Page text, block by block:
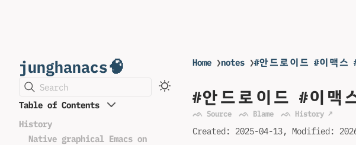
junghanacs🧠
Search
Table of Contents
History
Native graphical Emacs on
Home ❯notes ❯#안드로이드 #이맥스
#안드로이드 #이맥
ᨒ Source ᨒ Blame ᨒ History ↗
Created: 2025-04-13 Modified: